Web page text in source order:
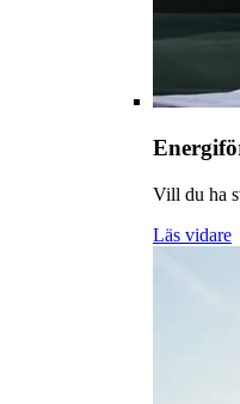
Vill du ha
Läs vidare